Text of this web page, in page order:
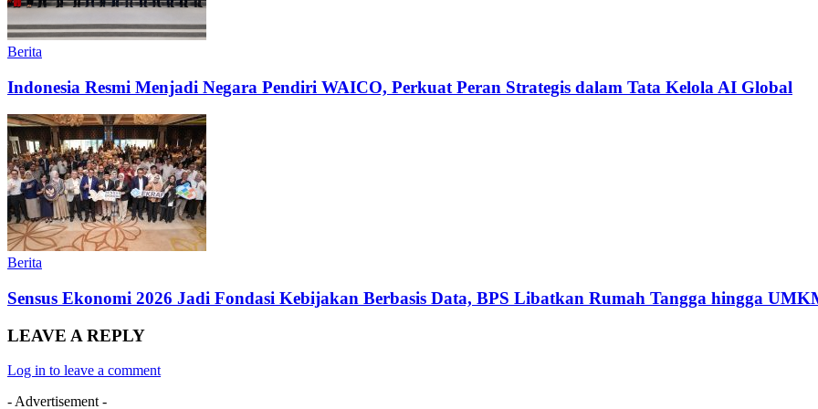
Berita
Indonesia Resmi Menjadi Negara Pendiri WAICO, Perkuat Peran Strategis dalam Tata Kelola AI Global
Berita
Sensus Ekonomi 2026 Jadi Fondasi Kebijakan Berbasis Data, BPS Libatkan Rumah Tangga hingga
LEAVE A REPLY
Log in to leave a comment
- Advertisement -